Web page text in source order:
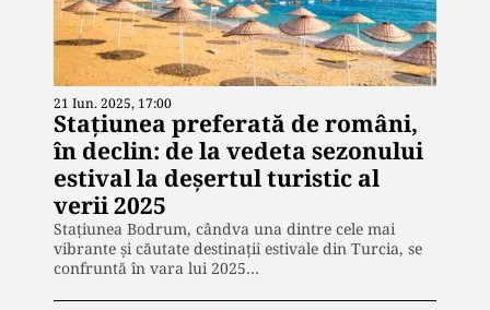
21 Iun. 2025, 17:00
Staţiunea preferată de români,
în declin: de la vedeta sezonului
estival la deșertul turistic al
verii 2025
Staţiunea Bodrum, cândva una dintre cele mai
vibrante și căutate destinații estivale din Turcia, se
confruntă în vara lui 2025…